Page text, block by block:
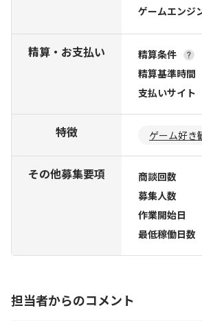
ゲームエンジ
精算・お支払い 精算条件
精算基準時間
支払いサイト
特徴 ゲーム好き
その他募集要項 商談回数
募集人数
作業開始日
最低稼働日数
担当者からのコメント